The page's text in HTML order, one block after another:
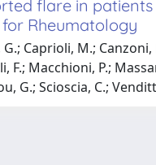
flare in
Rheumatology
Caprioli, M.; Canzoni,
F.; Macchioni, P.;
G.; Scioscia, C.;